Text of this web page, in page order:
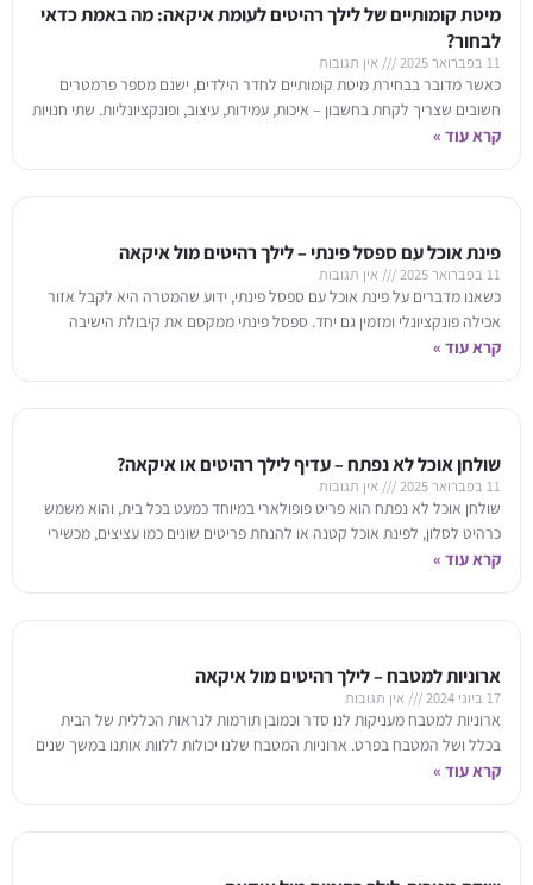
מיטת קומותיים של לילך רהיטים לעומת איקאה: מה באמת כדאי
לבחור?
11 בפברואר 2025 אין תגובות
כאשר מדובר בבחירת מיטת קומותיים לחדר הילדים, ישנם מספר פרמטרים
חשובים שצריך לקחת בחשבון – איכות, עמידות, עיצוב, ופונקציונליות. שתי חנויות
בולטות בשוק הרהיטים הישראלי
קרא עוד »
פינת אוכל עם ספסל פינתי – לילך רהיטים מול איקאה
11 בפברואר 2025 אין תגובות
כשאנו מדברים על פינת אוכל עם ספסל פינתי, ידוע שהמטרה היא לקבל אזור
אכילה פונקציונלי ומזמין גם יחד. ספסל פינתי ממקסם את קיבולת הישיבה
ומוסיף
קרא עוד »
שולחן אוכל לא נפתח – עדיף לילך רהיטים או איקאה?
11 בפברואר 2025 אין תגובות
שולחן אוכל לא נפתח הוא פריט פופולארי במיוחד כמעט בכל בית, והוא משמש
כרהיט לסלון, לפינת אוכל קטנה או להנחת פריטים שונים כמו עציצים, מכשירי
קרא עוד »
ארוניות למטבח – לילך רהיטים מול איקאה
17 ביוני 2024 אין תגובות
ארוניות למטבח מעניקות לנו סדר וכמובן תורמות לנראות הכללית של הבית
בכלל ושל המטבח בפרט. ארוניות המטבח שלנו יכולות ללוות אותנו במשך שנים
רבות, ומהצד
קרא עוד »